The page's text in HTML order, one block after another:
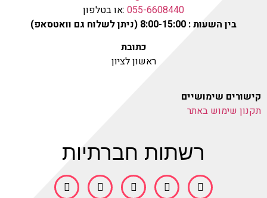
רשתות חברתיות
055-6608440 :או בטלפון
בין השעות : 8:00-15:00 (ניתן לשלוח גם וואטסאפ)
כתובת
ראשון לציון
קישורים שימושיים
תקנון שימוש באתר